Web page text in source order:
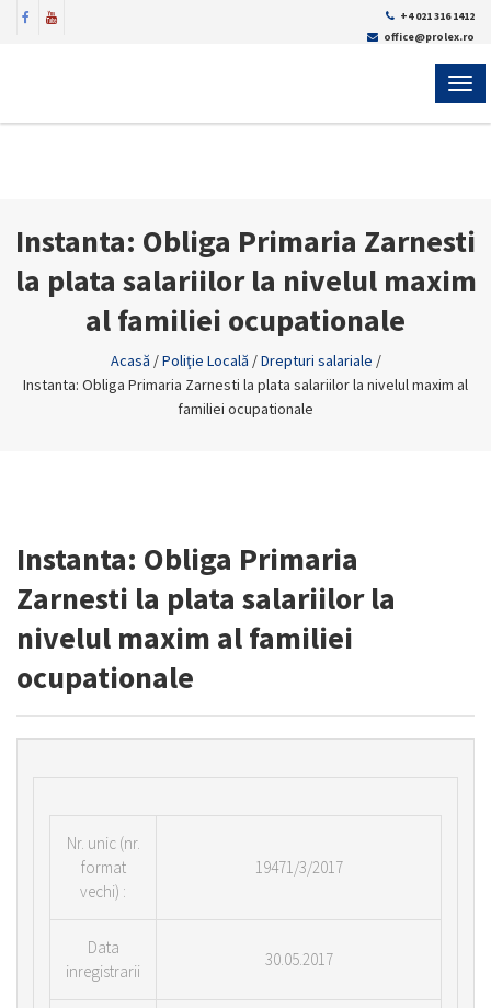
+4 021 316 1412
office@prolex.ro
Instanta: Obliga Primaria Zarnesti
la plata salariilor la nivelul maxim
al familiei ocupationale
Acasă /Poliţie Locală /Drepturi salariale /
Instanta: Obliga Primaria Zarnesti la plata salariilor la nivelul maxim al
familiei ocupationale
Instanta: Obliga Primaria
Zarnesti la plata salariilor la
nivelul maxim al familiei
ocupationale
Nr. unic (nr.
format
vechi) :
19471/3/2017
Data
inregistrarii
30.05.2017